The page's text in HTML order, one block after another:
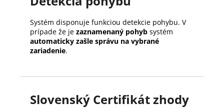
Systém disponuje funkciou detekcie pohybu. V
prípade že je zaznamenaný pohyb systém
automaticky zašle správu na vybrané
zariadenie.
Slovenský Certifikát zhody